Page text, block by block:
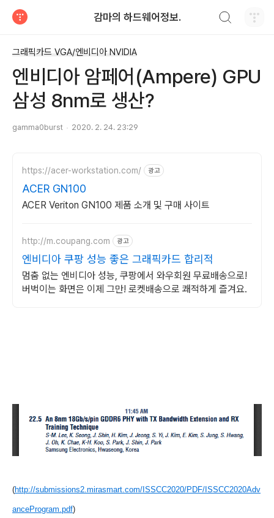
감마의 하드웨어정보.
그래픽카드 VGA/엔비디아 NVIDIA
엔비디아 암페어(Ampere) GPU
삼성 8nm로 생산?
gamma0burst 2020. 2. 24. 23:29
https://acer-workstation.com/ 광고
ACER GN100
ACER Veriton GN100 제품 소개 및 구매 사이트
http://m.coupang.com 광고
엔비디아 쿠팡 성능 좋은 그래픽카드 합리적
멈춤 없는 엔비디아 성능, 쿠팡에서 와우회원 무료배송으로!
버벅이는 화면은 이제 그만! 로켓배송으로 쾌적하게 즐겨요.
(http://submissions2.mirasmart.com/ISSCC2020/PDF/ISSCC2020Adv
anceProgram.pdf)